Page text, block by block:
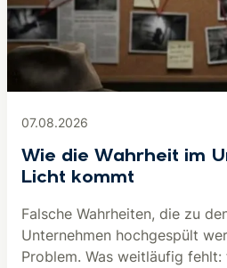
07.08.2026
Wie die Wahrheit im
Licht kommt
Falsche Wahrheiten, die zu
Unternehmen hochgespült
Problem. Was weitläufig